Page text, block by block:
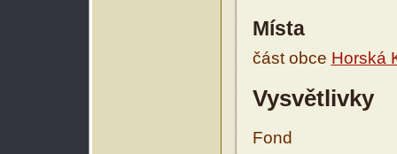
Místa
část obce Horská
Vysvětlivky
Fond